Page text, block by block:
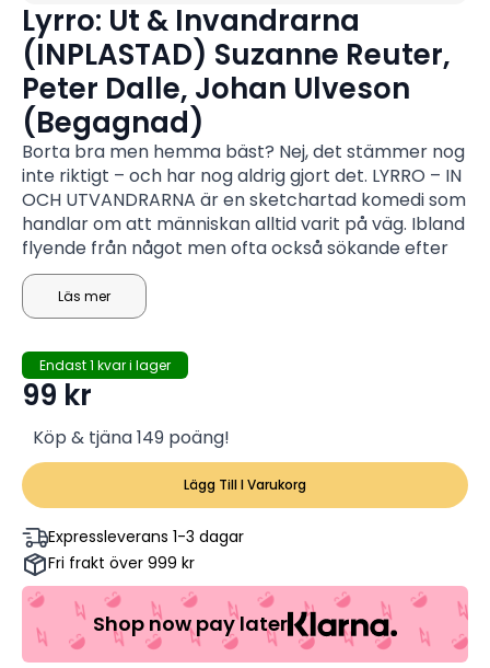
Lyrro: Ut & Invandrarna
(INPLASTAD) Suzanne Reuter,
Peter Dalle, Johan Ulveson
(Begagnad)
Borta bra men hemma bäst? Nej, det stämmer nog
inte riktigt – och har nog aldrig gjort det. LYRRO – IN
OCH UTVANDRARNA är en sketchartad komedi som
handlar om att människan alltid varit på väg. Ibland
flyende från något men ofta också sökande efter
något annat. Kanske är det bättre någon
annanstans och kanske blir vi också bättre
människor om vi får möjligheten att leva på en
Läs mer
Endast 1 kvar i lager
99 kr
Köp & tjäna 149 poäng!
Lägg Till I Varukorg
Expressleverans 1-3 dagar
Fri frakt över 999 kr
Shop now pay later